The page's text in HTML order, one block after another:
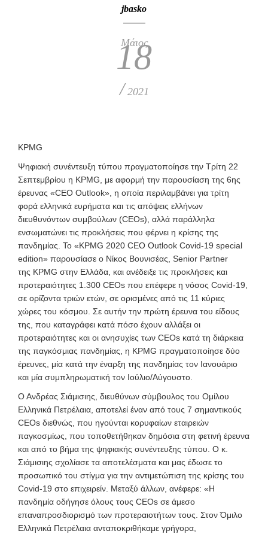
jbasko
Μάιος
18
/ 2021
KPMG
Ψηφιακή συνέντευξη τύπου πραγματοποίησε την Τρίτη 22
Σεπτεμβρίου η KPMG, με αφορμή την παρουσίαση της 6ης
έρευνας «CEO Outlook», η οποία περιλαμβάνει για τρίτη
φορά ελληνικά ευρήματα και τις απόψεις ελλήνων
διευθυνόντων συμβούλων (CEOs), αλλά παράλληλα
ενσωματώνει τις προκλήσεις που φέρνει η κρίσης της
πανδημίας. Το «KPMG 2020 CEO Outlook Covid-19 special
edition» παρουσίασε ο Νίκος Βουνισέας, Senior Partner
της KPMG στην Ελλάδα, και ανέδειξε τις προκλήσεις και
προτεραιότητες 1.300 CEOs που επέφερε η νόσος Covid-19,
σε ορίζοντα τριών ετών, σε ορισμένες από τις 11 κύριες
χώρες του κόσμου. Σε αυτήν την πρώτη έρευνα του είδους
της, που καταγράφει κατά πόσο έχουν αλλάξει οι
προτεραιότητες και οι ανησυχίες των CEOs κατά τη διάρκεια
της παγκόσμιας πανδημίας, η KPMG πραγματοποίησε δύο
έρευνες, μία κατά την έναρξη της πανδημίας τον Ιανουάριο
και μία συμπληρωματική τον Ιούλιο/Αύγουστο.
Ο Ανδρέας Σιάμισιης, διευθύνων σύμβουλος του Ομίλου
Ελληνικά Πετρέλαια, αποτελεί έναν από τους 7 σημαντικούς
CEOs διεθνώς, που ηγούνται κορυφαίων εταιρειών
παγκοσμίως, που τοποθετήθηκαν δημόσια στη φετινή έρευνα
και από το βήμα της ψηφιακής συνέντευξης τύπου. Ο κ.
Σιάμισιης σχολίασε τα αποτελέσματα και μας έδωσε το
προσωπικό του στίγμα για την αντιμετώπιση της κρίσης του
Covid-19 στο επιχειρείν. Μεταξύ άλλων, ανέφερε: «Η
πανδημία οδήγησε όλους τους CEOs σε άμεσο
επαναπροσδιορισμό των προτεραιοτήτων τους. Στον Όμιλο
Ελληνικά Πετρέλαια ανταποκριθήκαμε γρήγορα,